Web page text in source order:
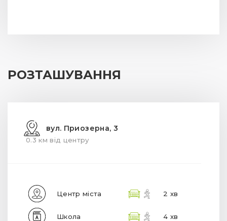
РОЗТАШУВАННЯ
вул. Приозерна, 3
0.3 км від центру
Центр міста 2 хв
Школа 4 хв